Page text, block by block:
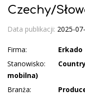
Czechy/
Data publikacji: 2025-
Firma:
Erkado
Stanowisko:
mobilna)
Branża: